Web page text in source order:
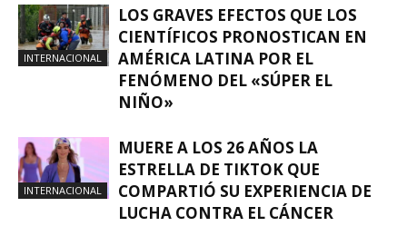
INTERNACIONAL
LOS GRAVES EFECTOS QUE LOS
CIENTÍFICOS PRONOSTICAN EN
AMÉRICA LATINA POR EL
FENÓMENO DEL «SÚPER EL
NIÑO»
INTERNACIONAL
MUERE A LOS 26 AÑOS LA
ESTRELLA DE TIKTOK QUE
COMPARTIÓ SU EXPERIENCIA DE
LUCHA CONTRA EL CÁNCER